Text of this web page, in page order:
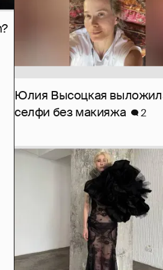
Юлия Высоцкая
селфи без макияжа
2